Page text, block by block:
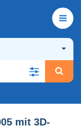
mit 3D-